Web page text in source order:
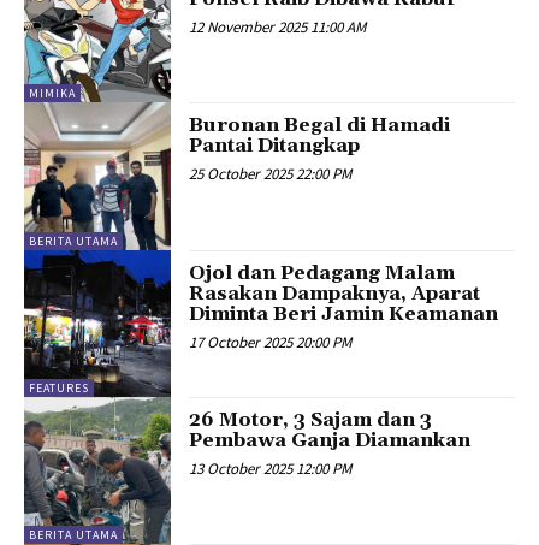
MIMIKA
12 November 2025 11:00 AM
BERITA UTAMA
Buronan Begal di Hamadi
Pantai Ditangkap
25 October 2025 22:00 PM
FEATURES
Ojol dan Pedagang Malam
Rasakan Dampaknya, Aparat
Diminta Beri Jamin Keamanan
17 October 2025 20:00 PM
BERITA UTAMA
26 Motor, 3 Sajam dan 3
Pembawa Ganja Diamankan
13 October 2025 12:00 PM